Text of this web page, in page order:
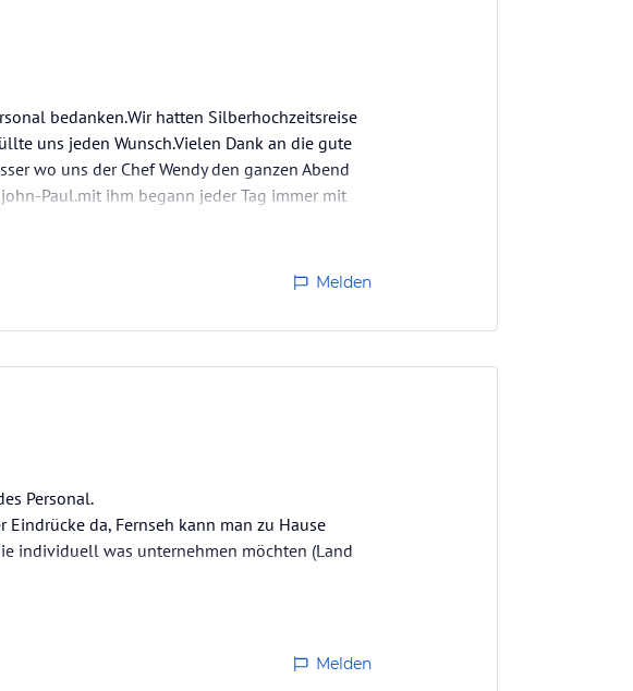
bedanken.Wir hatten Silberhochzeitsreise
uns jeden Wunsch.Vielen Dank an die gute
wo uns der Chef Wendy den ganzen Abend
Paul.mit ihm begann jeder Tag immer mit
Melden
Personal.
da, Fernseh kann man zu Hause
individuell was unternehmen möchten (Land
Melden